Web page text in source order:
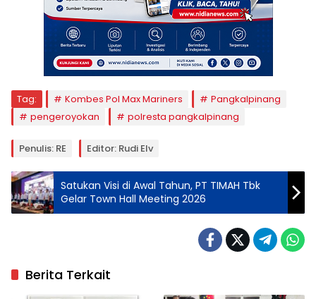
Tag: Kombes Pol Max Mariners
Pangkalpinang
pengeroyokan
polresta pangkalpinang
Penulis: RE Editor: Rudi Elv
Satukan Visi di Awal Tahun, PT TIMAH Tbk
Gelar Town Hall Meeting 2026
Berita Terkait